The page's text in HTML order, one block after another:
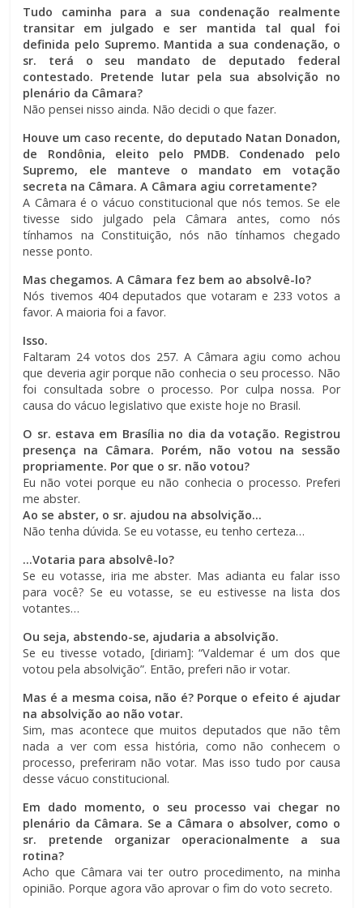
Tudo caminha para a sua condenação realmente
transitar em julgado e ser mantida tal qual foi
definida pelo Supremo. Mantida a sua condenação, o
sr. terá o seu mandato de deputado federal
contestado. Pretende lutar pela sua absolvição no
plenário da Câmara?
Não pensei nisso ainda. Não decidi o que fazer.
Houve um caso recente, do deputado Natan Donadon,
de Rondônia, eleito pelo PMDB. Condenado pelo
Supremo, ele manteve o mandato em votação
secreta na Câmara. A Câmara agiu corretamente?
A Câmara é o vácuo constitucional que nós temos. Se ele
tivesse sido julgado pela Câmara antes, como nós
tínhamos na Constituição, nós não tínhamos chegado
nesse ponto.
Mas chegamos. A Câmara fez bem ao absolvê-lo?
Nós tivemos 404 deputados que votaram e 233 votos a
favor. A maioria foi a favor.
Isso.
Faltaram 24 votos dos 257. A Câmara agiu como achou
que deveria agir porque não conhecia o seu processo. Não
foi consultada sobre o processo. Por culpa nossa. Por
causa do vácuo legislativo que existe hoje no Brasil.
O sr. estava em Brasília no dia da votação. Registrou
presença na Câmara. Porém, não votou na sessão
propriamente. Por que o sr. não votou?
Eu não votei porque eu não conhecia o processo. Preferi
me abster.
Ao se abster, o sr. ajudou na absolvição…
Não tenha dúvida. Se eu votasse, eu tenho certeza…
…Votaria para absolvê-lo?
Se eu votasse, iria me abster. Mas adianta eu falar isso
para você? Se eu votasse, se eu estivesse na lista dos
votantes…
Ou seja, abstendo-se, ajudaria a absolvição.
Se eu tivesse votado, [diriam]: “Valdemar é um dos que
votou pela absolvição”. Então, preferi não ir votar.
Mas é a mesma coisa, não é? Porque o efeito é ajudar
na absolvição ao não votar.
Sim, mas acontece que muitos deputados que não têm
nada a ver com essa história, como não conhecem o
processo, preferiram não votar. Mas isso tudo por causa
desse vácuo constitucional.
Em dado momento, o seu processo vai chegar no
plenário da Câmara. Se a Câmara o absolver, como o
sr. pretende organizar operacionalmente a sua
rotina?
Acho que Câmara vai ter outro procedimento, na minha
opinião. Porque agora vão aprovar o fim do voto secreto.